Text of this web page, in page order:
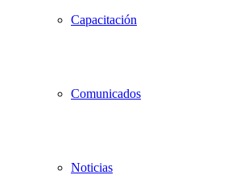
Capacitación
Comunicados
Noticias